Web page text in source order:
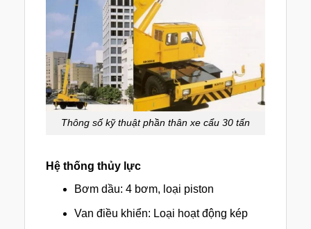
Thông số kỹ thuật phần thân xe cẩu 30 tấn
Hệ thống thủy lực
Bơm dầu: 4 bơm, loại piston
Van điều khiển: Loại hoạt động kép